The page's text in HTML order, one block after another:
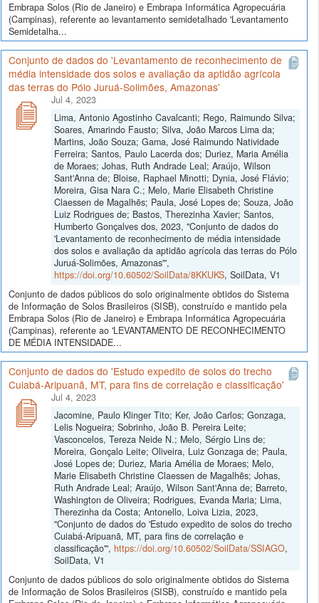
Embrapa Solos (Rio de Janeiro) e Embrapa Informática Agropecuária
(Campinas), referente ao levantamento semidetalhado 'Levantamento
Semidetalha...
Conjunto de dados do 'Levantamento de reconhecimento de
média intensidade dos solos e avaliação da aptidão agrícola
das terras do Pólo Juruá-Solimões, Amazonas'
Jul 4, 2023
Lima, Antonio Agostinho Cavalcanti; Rego, Raimundo Silva;
Soares, Amarindo Fausto; Silva, João Marcos Lima da;
Martins, João Souza; Gama, José Raimundo Natividade
Ferreira; Santos, Paulo Lacerda dos; Duriez, Maria Amélia
de Moraes; Johas, Ruth Andrade Leal; Araújo, Wilson
Sant'Anna de; Bloise, Raphael Minotti; Dynia, José Flávio;
Moreira, Gisa Nara C.; Melo, Marie Elisabeth Christine
Claessen de Magalhẽs; Paula, José Lopes de; Souza, João
Luiz Rodrigues de; Bastos, Therezinha Xavier; Santos,
Humberto Gonçalves dos, 2023, "Conjunto de dados do
'Levantamento de reconhecimento de média intensidade
dos solos e avaliação da aptidão agrícola das terras do Pólo
Juruá-Solimões, Amazonas'",
https://doi.org/10.60502/SoilData/8KKUKS, SoilData, V1
Conjunto de dados públicos do solo originalmente obtidos do Sistema
de Informação de Solos Brasileiros (SISB), construído e mantido pela
Embrapa Solos (Rio de Janeiro) e Embrapa Informática Agropecuária
(Campinas), referente ao 'LEVANTAMENTO DE RECONHECIMENTO
DE MÉDIA INTENSIDADE...
Conjunto de dados do 'Estudo expedito de solos do trecho
Cuiabá-Aripuanã, MT, para fins de correlação e classificação'
Jul 4, 2023
Jacomine, Paulo Klinger Tito; Ker, João Carlos; Gonzaga,
Lelis Nogueira; Sobrinho, João B. Pereira Leite;
Vasconcelos, Tereza Neide N.; Melo, Sérgio Lins de;
Moreira, Gonçalo Leite; Oliveira, Luiz Gonzaga de; Paula,
José Lopes de; Duriez, Maria Amélia de Moraes; Melo,
Marie Elisabeth Christine Claessen de Magalhẽs; Johas,
Ruth Andrade Leal; Araújo, Wilson Sant'Anna de; Barreto,
Washington de Oliveira; Rodrigues, Evanda Maria; Lima,
Therezinha da Costa; Antonello, Loiva Lizia, 2023,
"Conjunto de dados do 'Estudo expedito de solos do trecho
Cuiabá-Aripuanã, MT, para fins de correlação e
classificação'", https://doi.org/10.60502/SoilData/SSIAGO,
SoilData, V1
Conjunto de dados públicos do solo originalmente obtidos do Sistema
de Informação de Solos Brasileiros (SISB), construído e mantido pela